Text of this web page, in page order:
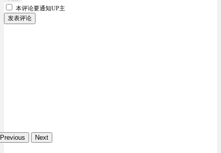
本评论要通知UP主
发表评论
Previous Next